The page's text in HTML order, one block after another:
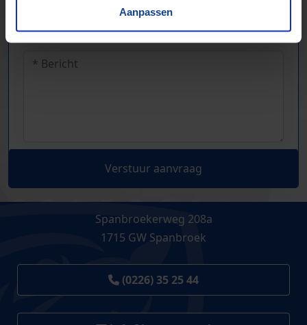
Aanpassen
Verstuur aanvraag
Spanbroekerweg 208a
1715 GW Spanbroek
(0226) 35 25 44